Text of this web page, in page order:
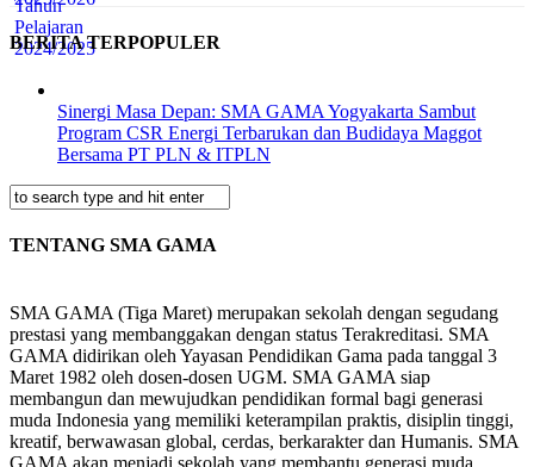
BERITA TERPOPULER
Sinergi Masa Depan: SMA GAMA Yogyakarta Sambut
Program CSR Energi Terbarukan dan Budidaya Maggot
Bersama PT PLN & ITPLN
TENTANG SMA GAMA
SMA GAMA (Tiga Maret) merupakan sekolah dengan segudang
prestasi yang membanggakan dengan status Terakreditasi. SMA
GAMA didirikan oleh Yayasan Pendidikan Gama pada tanggal 3
Maret 1982 oleh dosen-dosen UGM. SMA GAMA siap
membangun dan mewujudkan pendidikan formal bagi generasi
muda Indonesia yang memiliki keterampilan praktis, disiplin tinggi,
kreatif, berwawasan global, cerdas, berkarakter dan Humanis. SMA